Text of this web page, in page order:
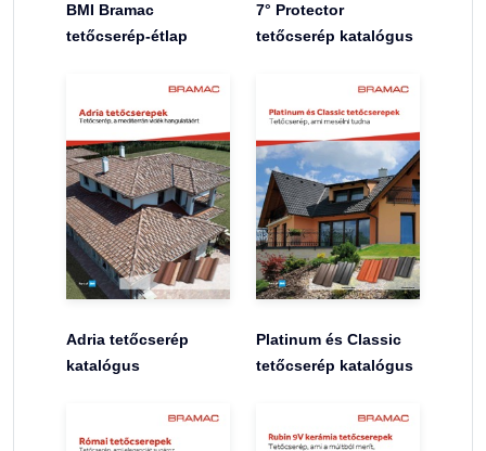
BMI Bramac
tetőcserép-étlap
7° Protector
tetőcserép katalógus
Adria tetőcserép
katalógus
Platinum és Classic
tetőcserép katalógus